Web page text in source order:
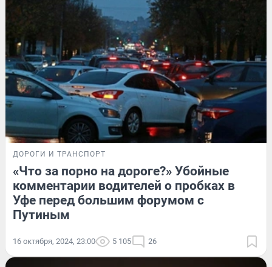
ДОРОГИ И ТРАНСПОРТ
«Что за порно на дороге?» Убойные
комментарии водителей о пробках в
Уфе перед большим форумом с
Путиным
16 октября, 2024, 23:00 5 105 26